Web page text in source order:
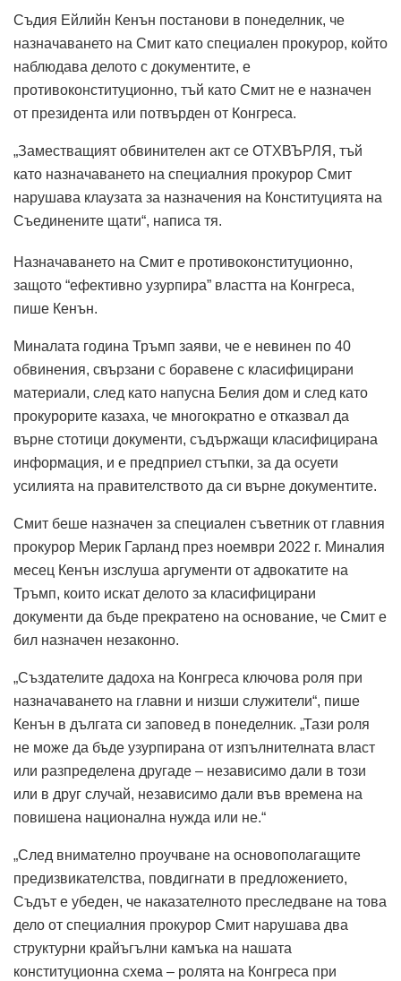
Съдия Ейлийн Кенън постанови в понеделник, че
назначаването на Смит като специален прокурор, който
наблюдава делото с документите, е
противоконституционно, тъй като Смит не е назначен
от президента или потвърден от Конгреса.
„Заместващият обвинителен акт се ОТХВЪРЛЯ, тъй
като назначаването на специалния прокурор Смит
нарушава клаузата за назначения на Конституцията на
Съединените щати“, написа тя.
Назначаването на Смит е противоконституционно,
защото “ефективно узурпира” властта на Конгреса,
пише Кенън.
Миналата година Тръмп заяви, че е невинен по 40
обвинения, свързани с боравене с класифицирани
материали, след като напусна Белия дом и след като
прокурорите казаха, че многократно е отказвал да
върне стотици документи, съдържащи класифицирана
информация, и е предприел стъпки, за да осуети
усилията на правителството да си върне документите.
Смит беше назначен за специален съветник от главния
прокурор Мерик Гарланд през ноември 2022 г. Миналия
месец Кенън изслуша аргументи от адвокатите на
Тръмп, които искат делото за класифицирани
документи да бъде прекратено на основание, че Смит е
бил назначен незаконно.
„Създателите дадоха на Конгреса ключова роля при
назначаването на главни и низши служители“, пише
Кенън в дългата си заповед в понеделник. „Тази роля
не може да бъде узурпирана от изпълнителната власт
или разпределена другаде – независимо дали в този
или в друг случай, независимо дали във времена на
повишена национална нужда или не.“
„След внимателно проучване на основополагащите
предизвикателства, повдигнати в предложението,
Съдът е убеден, че наказателното преследване на това
дело от специалния прокурор Смит нарушава два
структурни крайъгълни камъка на нашата
конституционна схема – ролята на Конгреса при